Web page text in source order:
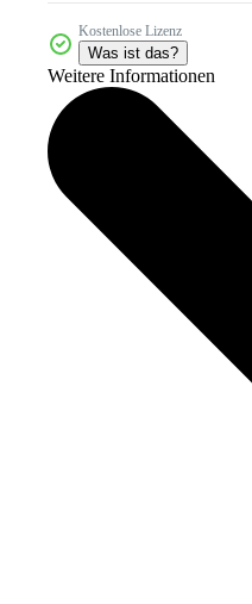
Kostenlose Lizenz
Was ist das?
Weitere Informationen